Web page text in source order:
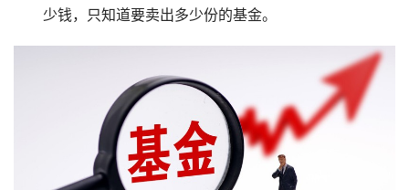
少钱，只知道要卖出多少份的基金。